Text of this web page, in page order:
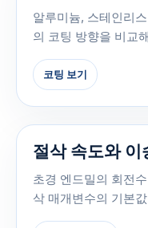
알루미늄, 스테인리
의 코팅 방향을 비교
코팅 보기
절삭 속도와 이
초경 엔드밀의 회전
삭 매개변수의 기본